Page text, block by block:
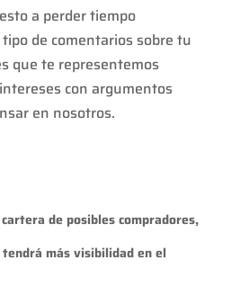
a perder tiempo
de comentarios sobre tu
que te representemos
con argumentos
en nosotros.
de posibles compradores,
más visibilidad en el